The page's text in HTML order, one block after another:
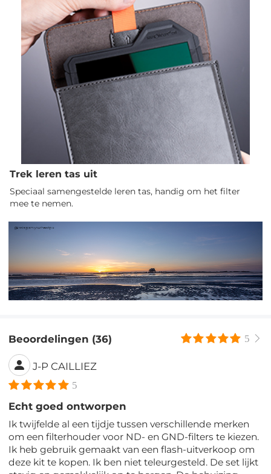
Trek leren tas uit
Speciaal samengestelde leren tas, handig om het filter
mee te nemen.
Beoordelingen (36) 5
J-P CAILLIEZ
5
Echt goed ontworpen
Ik twijfelde al een tijdje tussen verschillende merken
om een filterhouder voor ND- en GND-filters te kiezen.
Ik heb gebruik gemaakt van een flash-uitverkoop om
deze kit te kopen. Ik ben niet teleurgesteld. De set lijkt